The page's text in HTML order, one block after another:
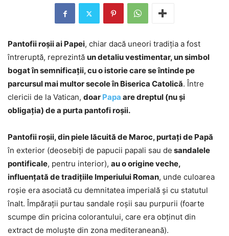
Pantofii roșii ai Papei, chiar dacă uneori tradiţia a fost
întreruptă, reprezintă un detaliu vestimentar, un simbol
bogat în semnificații, cu o istorie care se întinde pe
parcursul mai multor secole în Biserica Catolică. Între
clericii de la Vatican, doar Papa are dreptul (nu şi
obligaţia) de a purta pantofi roşii.
Pantofii roșii, din piele lăcuită de Maroc, purtaţi de Papă
în exterior (deosebiţi de papucii papali sau de sandalele
pontificale, pentru interior), au o origine veche,
influențată de tradițiile Imperiului Roman, unde culoarea
roșie era asociată cu demnitatea imperială și cu statutul
înalt. Împărații purtau sandale roșii sau purpurii (foarte
scumpe din pricina colorantului, care era obţinut din
extract de moluşte din zona mediteraneană).